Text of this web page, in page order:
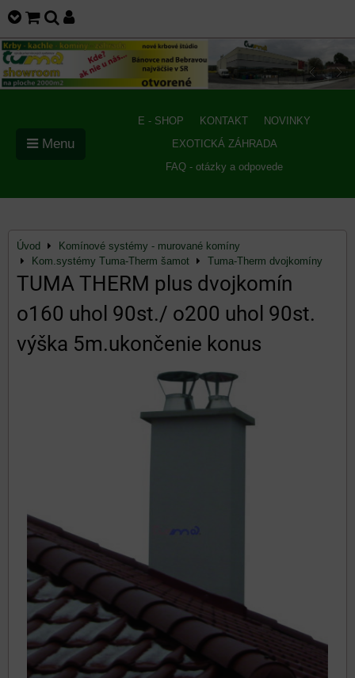
E - SHOP KONTAKT
NOVINKY
EXOTICKÁ ZÁHRADA
FAQ - otázky a odpovede
Menu
Úvod
Komínové systémy - murované komíny
Kom.systémy Tuma-Therm šamot
Tuma-Therm dvojkomíny
TUMA THERM plus dvojkomín
o160 uhol 90st./ o200 uhol 90st.
výška 5m.ukončenie konus